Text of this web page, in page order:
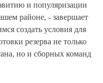
и популяризации
районе, - завершает
создать условия для
резерва не только
но и сборных команд